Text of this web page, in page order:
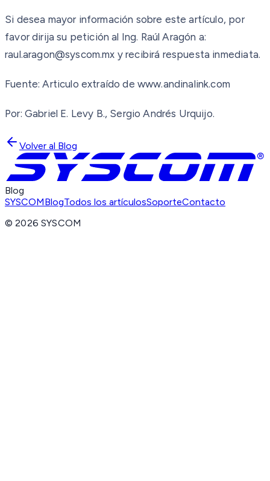
Si desea mayor información sobre este artículo, por
favor dirija su petición al Ing. Raúl Aragón a:
raul.aragon@syscom.mx y recibirá respuesta inmediata.
Fuente: Articulo extraído de www.andinalink.com
Por: Gabriel E. Levy B., Sergio Andrés Urquijo.
Volver al Blog
Blog
SYSCOMBlogTodos los artículosSoporteContacto
©2026 SYSCOM